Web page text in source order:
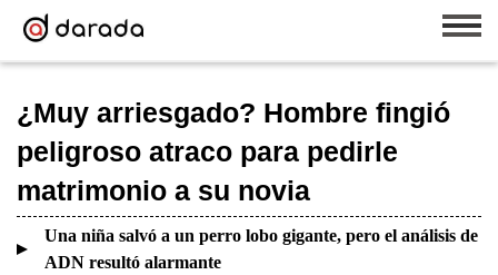
¿Muy arriesgado? Hombre fingió
peligroso atraco para pedirle
matrimonio a su novia
Una niña salvó a un perro lobo gigante, pero el análisis de
ADN resultó alarmante